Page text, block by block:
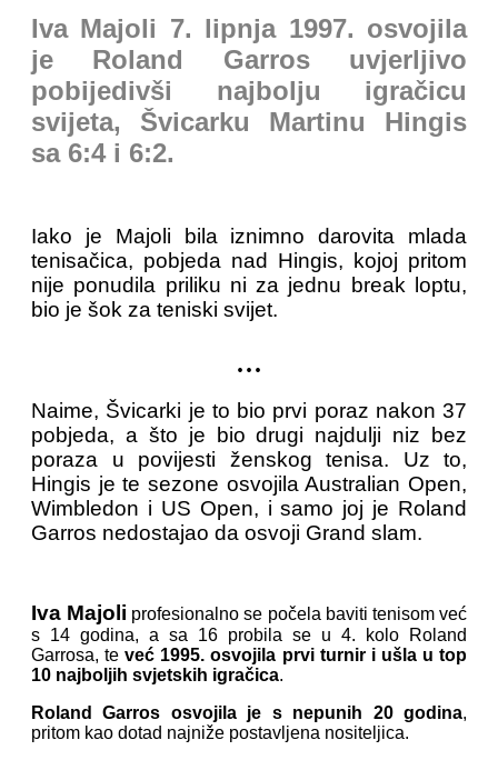
Iva Majoli 7. lipnja 1997. osvojila
je Roland Garros uvjerljivo
pobijedivši najbolju igračicu
svijeta, Švicarku Martinu Hingis
sa 6:4 i 6:2.
Iako je Majoli bila iznimno darovita mlada
tenisačica, pobjeda nad Hingis, kojoj pritom
nije ponudila priliku ni za jednu break loptu,
bio je šok za teniski svijet.
...
Naime, Švicarki je to bio prvi poraz nakon 37
pobjeda, a što je bio drugi najdulji niz bez
poraza u povijesti ženskog tenisa. Uz to,
Hingis je te sezone osvojila Australian Open,
Wimbledon i US Open, i samo joj je Roland
Garros nedostajao da osvoji Grand slam.
Iva Majoli profesionalno se počela baviti tenisom već
s 14 godina, a sa 16 probila se u 4. kolo Roland
Garrosa, teveć 1995. osvojila prvi turnir i ušla u top
10 najboljih svjetskih igračica.
Roland Garros osvojila je s nepunih 20 godina,
pritom kao dotad najniže postavljena nositeljica.